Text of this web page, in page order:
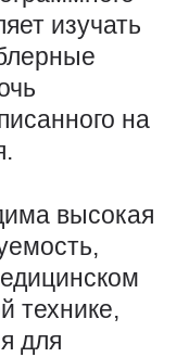
изучать
на
высокая
технике,
для